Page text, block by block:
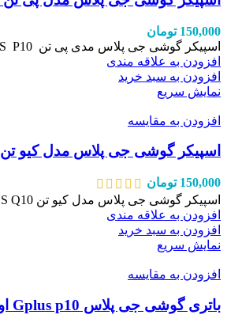
150,000 تومان
اسپیکر گوشی جی پلاس مدی پی تن GPLUS P10
افزودن به علاقه مندی
افزودن به سبد خرید
نمایش سریع
افزودن به مقایسه
اسپیکر گوشی جی پلاس مدل کیو تن GPLUS Q10
150,000 تومان
اسپیکر گوشی جی پلاس مدل کیو تن GPLUS Q10
افزودن به علاقه مندی
افزودن به سبد خرید
نمایش سریع
افزودن به مقایسه
باتری گوشی جی پلاس Gplus p10 اورجینال شرکتی